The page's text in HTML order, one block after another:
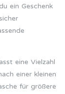
ein Geschenk
eine Vielzahl
einer kleinen
für größere